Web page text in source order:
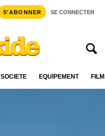
S'ABONNER SE CONNECTER
SOCIÉTÉ ÉQUIPEMENT